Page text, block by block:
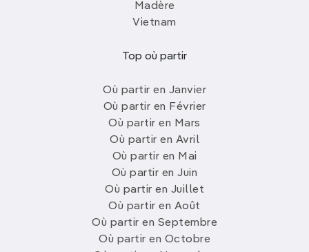
Madère
Vietnam
Top où partir
Où partir en Janvier
Où partir en Février
Où partir en Mars
Où partir en Avril
Où partir en Mai
Où partir en Juin
Où partir en Juillet
Où partir en Août
Où partir en Septembre
Où partir en Octobre